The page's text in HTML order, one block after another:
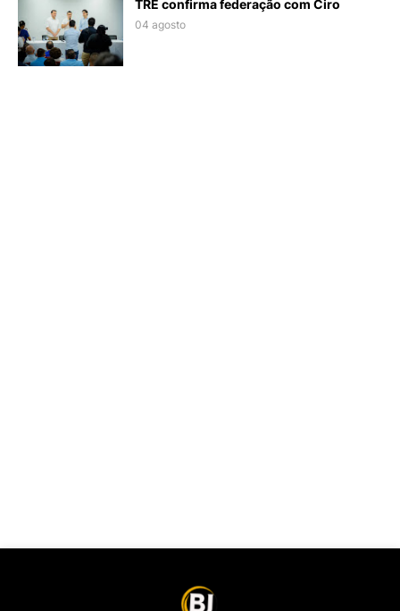
TRE confirma federação com Ciro
04 agosto